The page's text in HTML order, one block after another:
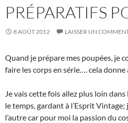
PRÉPARATIFS
8 AOÛT 2012 LAISSER UN
Quand je prépare mes poupées, je
faire les corps en série…. cela donne
Je vais cette fois allez plus loin
le temps, gardant à l’Esprit Vintage;
l’autre car pour moi la passion du